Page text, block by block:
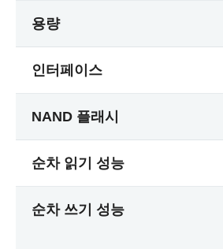
용량
인터페이스
NAND 플래시
순차 읽기 성능
순차 쓰기 성능